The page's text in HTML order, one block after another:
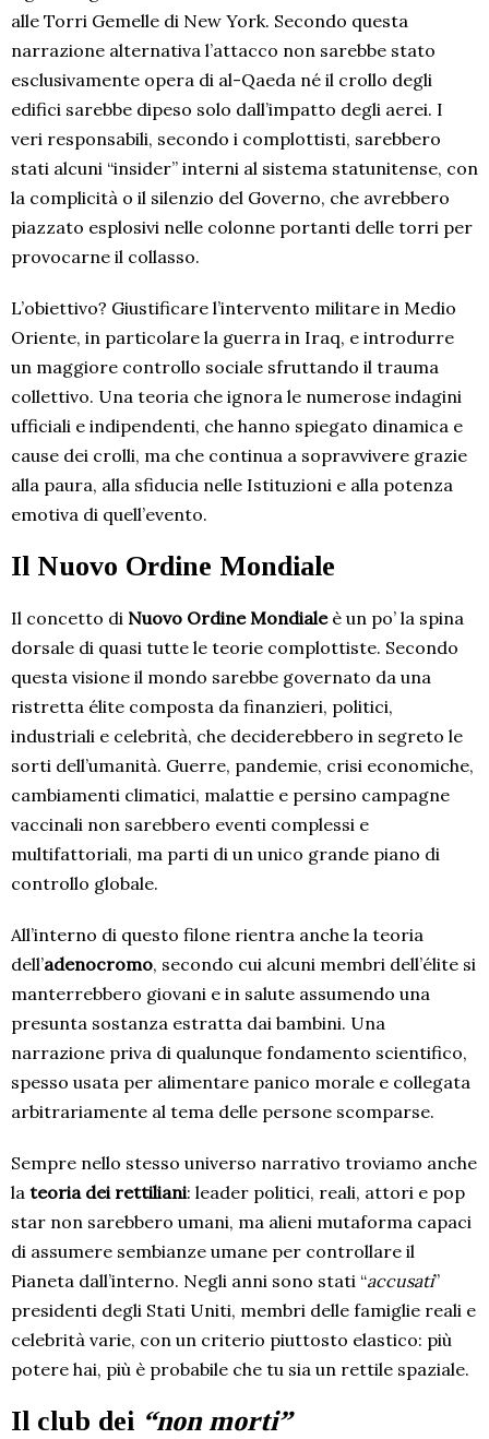
alle Torri Gemelle di New York. Secondo questa
narrazione alternativa l’attacco non sarebbe stato
esclusivamente opera di al-Qaeda né il crollo degli
edifici sarebbe dipeso solo dall’impatto degli aerei. I
veri responsabili, secondo i complottisti, sarebbero
stati alcuni “insider” interni al sistema statunitense, con
la complicità o il silenzio del Governo, che avrebbero
piazzato esplosivi nelle colonne portanti delle torri per
provocarne il collasso.
L’obiettivo? Giustificare l’intervento militare in Medio
Oriente, in particolare la guerra in Iraq, e introdurre
un maggiore controllo sociale sfruttando il trauma
collettivo. Una teoria che ignora le numerose indagini
ufficiali e indipendenti, che hanno spiegato dinamica e
cause dei crolli, ma che continua a sopravvivere grazie
alla paura, alla sfiducia nelle Istituzioni e alla potenza
emotiva di quell’evento.
Il Nuovo Ordine Mondiale
Il concetto di Nuovo Ordine Mondialeè un po’ la spina
dorsale di quasi tutte le teorie complottiste. Secondo
questa visione il mondo sarebbe governato da una
ristretta élite composta da finanzieri, politici,
industriali e celebrità, che deciderebbero in segreto le
sorti dell’umanità. Guerre, pandemie, crisi economiche,
cambiamenti climatici, malattie e persino campagne
vaccinali non sarebbero eventi complessi e
multifattoriali, ma parti di un unico grande piano di
controllo globale.
All’interno di questo filone rientra anche la teoria
dell’adenocromo, secondo cui alcuni membri dell’élite si
manterrebbero giovani e in salute assumendo una
presunta sostanza estratta dai bambini. Una
narrazione priva di qualunque fondamento scientifico,
spesso usata per alimentare panico morale e collegata
arbitrariamente al tema delle persone scomparse.
Sempre nello stesso universo narrativo troviamo anche
la teoria dei rettiliani: leader politici, reali, attori e pop
star non sarebbero umani, ma alieni mutaforma capaci
di assumere sembianze umane per controllare il
Pianeta dall’interno. Negli anni sono stati “accusati”
presidenti degli Stati Uniti, membri delle famiglie reali e
celebrità varie, con un criterio piuttosto elastico: più
potere hai, più è probabile che tu sia un rettile spaziale.
Il club dei “non morti”